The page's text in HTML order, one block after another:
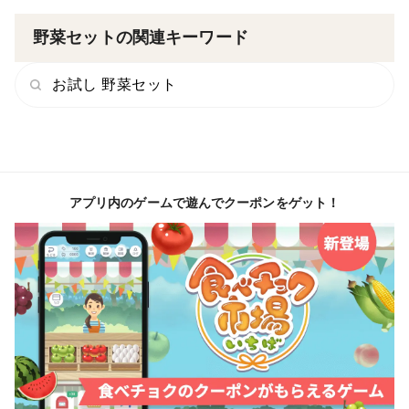
野菜セットの関連キーワード
お試し 野菜セット
アプリ内のゲームで遊んでクーポンをゲット！